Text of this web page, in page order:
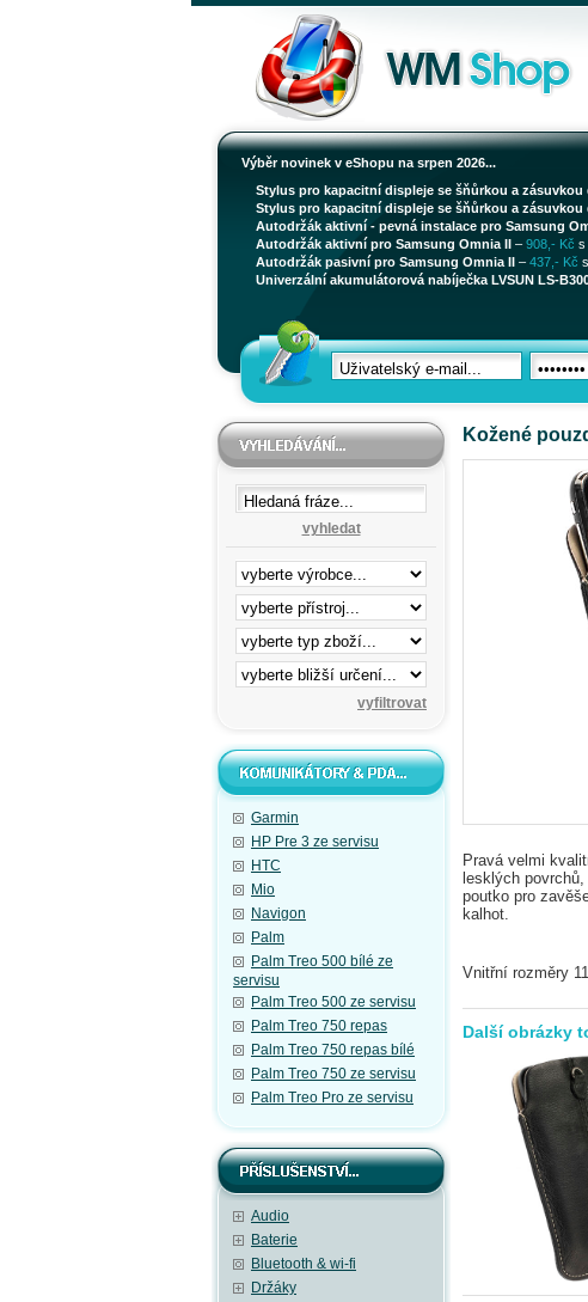
Výběr novinek v eShopu na srpen 2026...
Stylus pro kapacitní displeje se šňůrkou a zásuvkou
Stylus pro kapacitní displeje se šňůrkou a zásuvkou
Autodržák aktivní - pevná instalace pro Samsung
Autodržák aktivní pro Samsung Omnia II – 908,- Kč s
Autodržák pasivní pro Samsung Omnia II – 437,- Kč
Univerzální akumulátorová nabíječka LVSUN LS-
vyhledat
Garmin
HP Pre 3 ze servisu
HTC
Mio
Navigon
Palm
Palm Treo 500 bílé ze
servisu
Palm Treo 500 ze servisu
Palm Treo 750 repas
Palm Treo 750 repas bílé
Palm Treo 750 ze servisu
Palm Treo Pro ze servisu
Audio
Baterie
Bluetooth & wi-fi
Držáky
Kožené
Pravá velmi
lesklých
poutko pro
kalhot.
Vnitřní rozměry
Další obrázky